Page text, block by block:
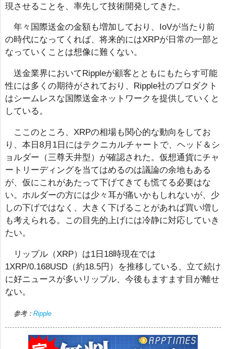
現させることを、率先して技術開発してきた。
年々国際送金の金額も増加しており、IoVが当たり前
の時代になってくれば、将来的にはXRPが日常の一部と
なっていくことは想像に難くない。
送金業界においてRippleが顧客とともにもたらす可能
性には多くの期待がされており、Ripple社のプロダクト
はシームレスな国際送金ネットワークを提供していくと
している。
ここのところ、XRPの相場も関心的な動向をしてお
り、本日8月1日にはテクニカルチャートで、ヘッド＆シ
ョルダー（三尊天井型）が確認された。仮想通貨にチャ
ートリーディングを当てはめるのは議論の余地もある
が、仮にこれがあたって下げてきても慌てる必要はな
い。ホルダーの方には少々耳が痛いかもしれないが、少
しの下げではなく、大きく下げることがあれば買い増し
も考えられる。この目先的上げには冷静に対応していき
たい。
リップル（XRP）は1日18時現在では
1XRP/0.168USD（約18.5円）を推移している、立て続け
に好ニュースが多いリップル、今後もますます目が離せ
ない。
参考： Ripple